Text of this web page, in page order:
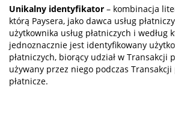
Unikalny identyfikator – kombinacja
którą Paysera, jako dawca usług
użytkownika usług płatniczych i według
jednoznacznie jest identyfikowany
płatniczych, biorący udział w Transakcji
używany przez niego podczas
płatnicze.